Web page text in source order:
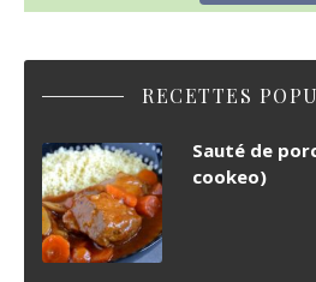
RECETTES
Sauté de
cookeo)